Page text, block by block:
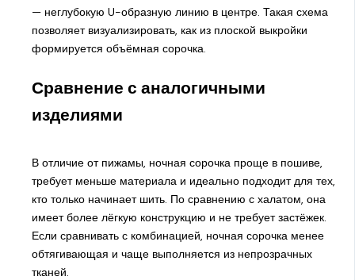
— неглубокую U-образную линию в центре. Такая схема
позволяет визуализировать, как из плоской выкройки
формируется объёмная сорочка.
Сравнение с аналогичными
изделиями
В отличие от пижамы, ночная сорочка проще в пошиве,
требует меньше материала и идеально подходит для тех,
кто только начинает шить. По сравнению с халатом, она
имеет более лёгкую конструкцию и не требует застёжек.
Если сравнивать с комбинацией, ночная сорочка менее
обтягивающая и чаще выполняется из непрозрачных
тканей.